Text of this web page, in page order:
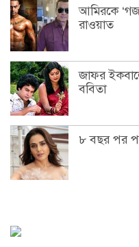
আমিরকে
রাওয়াত
জাফর
ববিতা
৮ বছর পর